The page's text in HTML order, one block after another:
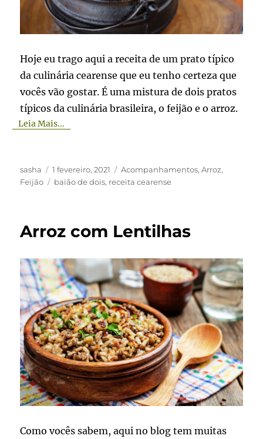
Hoje eu trago aqui a receita de um prato típico
da culinária cearense que eu tenho certeza que
vocês vão gostar. É uma mistura de dois pratos
típicos da culinária brasileira, o feijão e o arroz.
Leia Mais...
Autor
sasha
Publicado
em
1 fevereiro, 2021 Categorias
Acompanhamentos,Arroz,
Feijão
Tags
baião de dois, receita cearense
Arroz com Lentilhas
Como vocês sabem, aqui no blog tem muitas